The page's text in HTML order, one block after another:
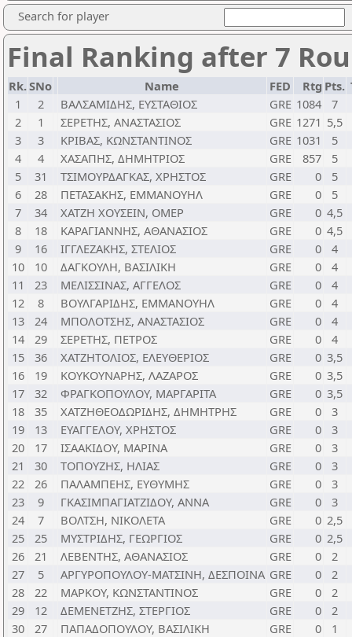
Search for player
Final Ranking after 7
Rk.SNo Name FED Rtg Pts.
1
2 ΒΑΛΣΑΜΙΔΗΣ, ΕΥΣΤΑΘΙΟΣ GRE 1084
7
2
1 ΣΕΡΕΤΗΣ, ΑΝΑΣΤΑΣΙΟΣ GRE 1271 5,5
3
3 ΚΡΙΒΑΣ, ΚΩΝΣΤΑΝΤΙΝΟΣ GRE 1031
5
4
4 ΧΑΣΑΠΗΣ, ΔΗΜΗΤΡΙΟΣ GRE 857
5
5
31 ΤΣΙΜΟΥΡΔΑΓΚΑΣ, ΧΡΗΣΤΟΣ GRE 0
5
6
28 ΠΕΤΑΣΑΚΗΣ, ΕΜΜΑΝΟΥΗΛ GRE 0
5
7
34 ΧΑΤΖΗ ΧΟΥΣΕΙΝ, ΟΜΕΡ GRE 0 4,5
8
18 ΚΑΡΑΓΙΑΝΝΗΣ, ΑΘΑΝΑΣΙΟΣ GRE 0 4,5
9
16 ΙΓΓΛΕΖΑΚΗΣ, ΣΤΕΛΙΟΣ GRE 0
4
10
10 ΔΑΓΚΟΥΛΗ, ΒΑΣΙΛΙΚΗ GRE 0
4
11
23 ΜΕΛΙΣΣΙΝΑΣ, ΑΓΓΕΛΟΣ GRE 0
4
12
8 ΒΟΥΛΓΑΡΙΔΗΣ, ΕΜΜΑΝΟΥΗΛ GRE 0
4
13
24 ΜΠΟΛΟΤΣΗΣ, ΑΝΑΣΤΑΣΙΟΣ GRE 0
4
14
29 ΣΕΡΕΤΗΣ, ΠΕΤΡΟΣ GRE 0
4
15
36 ΧΑΤΖΗΤΟΛΙΟΣ, ΕΛΕΥΘΕΡΙΟΣ GRE 0 3,5
16
19 ΚΟΥΚΟΥΝΑΡΗΣ, ΛΑΖΑΡΟΣ GRE 0 3,5
17
32 ΦΡΑΓΚΟΠΟΥΛΟΥ, ΜΑΡΓΑΡΙΤΑ GRE 0 3,5
18
35 ΧΑΤΖΗΘΕOΔΩΡΙΔΗΣ, ΔΗΜΗΤΡΗΣ GRE 0
3
19
13 ΕΥΑΓΓΕΛΟΥ, ΧΡΗΣΤΟΣ GRE 0
3
20
17 ΙΣΑΑΚΙΔΟΥ, ΜΑΡΙΝΑ GRE 0
3
21
30 ΤΟΠΟΥΖΗΣ, ΗΛΙΑΣ GRE 0
3
22
26 ΠΑΛΑΜΠΕΗΣ, ΕΥΘΥΜΗΣ GRE 0
3
23
9 ΓΚΑΣΙΜΠΑΓΙΑΤΖΙΔΟΥ, ΑΝΝΑ GRE 0
3
24
7 ΒΟΛΤΣΗ, ΝΙΚΟΛΕΤΑ GRE 0 2,5
25
25 ΜΥΣΤΡΙΔΗΣ, ΓΕΩΡΓΙΟΣ GRE 0 2,5
26
21 ΛΕΒΕΝΤΗΣ, ΑΘΑΝΑΣΙΟΣ GRE 0
2
27
5 ΑΡΓΥΡΟΠΟΥΛΟΥ-ΜΑΤΣΙΝΗ, ΔΕΣΠΟΙΝΑ GRE 0
2
28
22 ΜΑΡΚΟΥ, ΚΩΝΣΤΑΝΤΙΝΟΣ GRE 0
2
29
12 ΔΕΜΕΝΕΤΖΗΣ, ΣΤΕΡΓΙΟΣ GRE 0
2
30
27 ΠΑΠΑΔΟΠΟΥΛΟΥ, ΒΑΣΙΛΙΚΗ GRE 0
1